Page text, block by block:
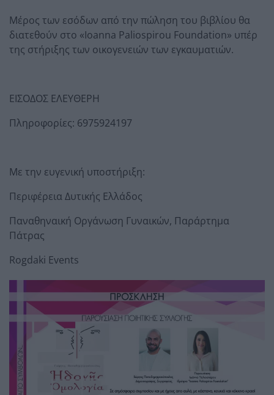
Μέρος των εσόδων από την πώληση του βιβλίου θα
διατεθούν στο «Ioanna Paliospirou Foundation» υπέρ
της στήριξης των οικογενειών των εγκαυματιών.
ΕΙΣΟΔΟΣ ΕΛΕΥΘΕΡΗ
Πληροφορίες: 6975924197
Με την ευγενική υποστήριξη:
Περιφέρεια Δυτικής Ελλάδος
Παναθηναική Οργάνωση Γυναικών, Παράρτημα
Πάτρας
Rogdaki Events